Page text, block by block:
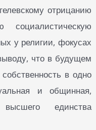
отрицанию
социалистическую
у религии, фокусах
что в будущем
в одно
и общинная,
единства